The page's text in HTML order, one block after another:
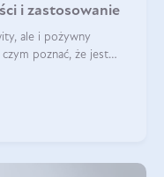
i zastosowanie
ale i pożywny
poznać, że jest